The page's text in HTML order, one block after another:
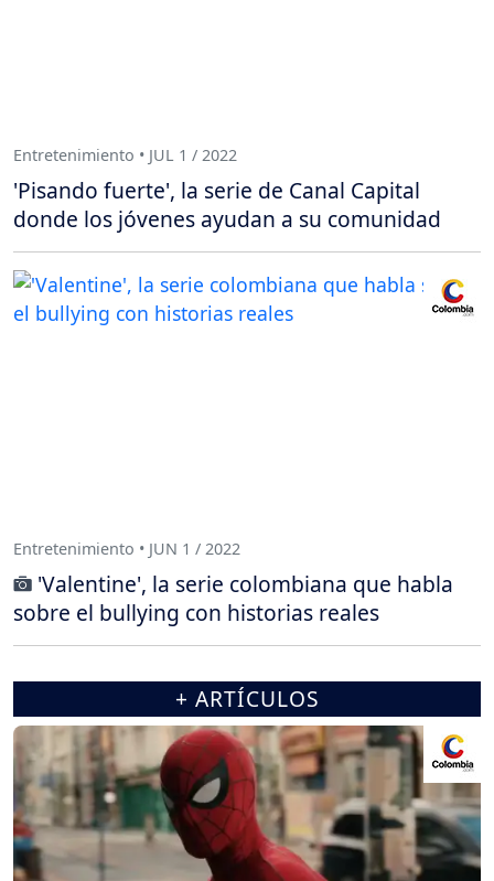
Entretenimiento • JUL 1 / 2022
'Pisando fuerte', la serie de Canal Capital
donde los jóvenes ayudan a su comunidad
Entretenimiento • JUN 1 / 2022
'Valentine', la serie colombiana que habla
sobre el bullying con historias reales
+ ARTÍCULOS